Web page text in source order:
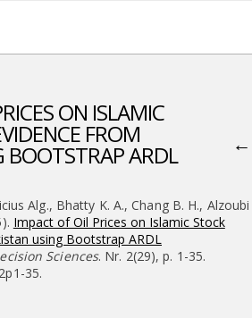
ON ISLAMIC
FROM
BOOTSTRAP ARDL ←
Alg., Bhatty K. A., Chang B. H., Alzoubi
Impact of Oil Prices on Islamic Stock
using Bootstrap ARDL
Sciences. Nr. 2(29), p. 1-35.
35.